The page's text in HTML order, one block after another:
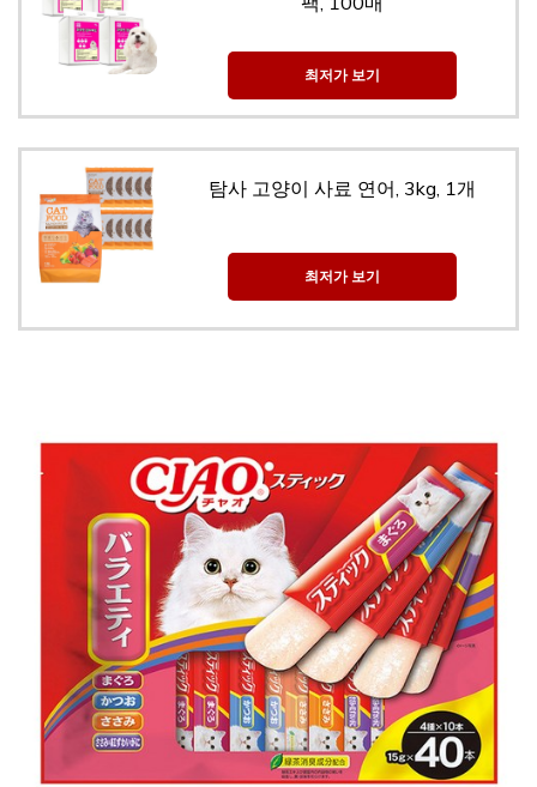
최저가 보기
탐사 고양이 사료 연어, 3kg, 1개
최저가 보기